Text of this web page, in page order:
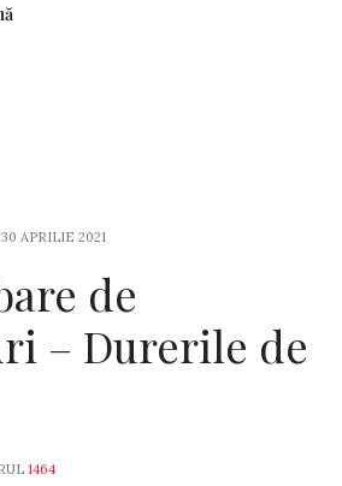
30 APRILIE 2021
de
– Durerile de
1464